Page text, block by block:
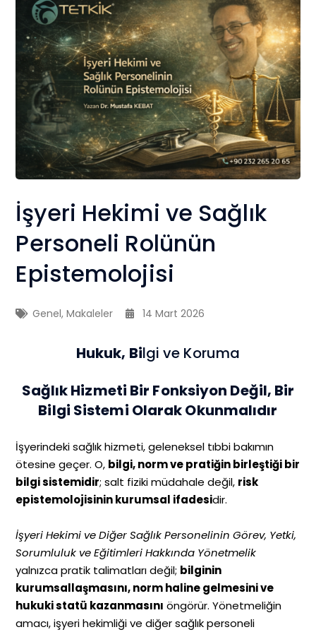
İşyeri Hekimi ve Sağlık
Personeli Rolünün
Epistemolojisi
Genel,Makaleler 14 Mart 2026
Hukuk, Bilgi ve Koruma
Sağlık Hizmeti Bir Fonksiyon Değil, Bir
Bilgi Sistemi Olarak Okunmalıdır
İşyerindeki sağlık hizmeti, geleneksel tıbbi bakımın
ötesine geçer. O, bilgi, norm ve pratiğin birleştiği bir
bilgi sistemidir; salt fiziki müdahale değil, risk
epistemolojisinin kurumsal ifadesidir.
İşyeri Hekimi ve Diğer Sağlık Personelinin Görev, Yetki,
Sorumluluk ve Eğitimleri Hakkında Yönetmelik
yalnızca pratik talimatları değil; bilginin
kurumsallaşmasını, norm haline gelmesini ve
hukuki statü kazanmasını öngörür. Yönetmeliğin
amacı, işyeri hekimliği ve diğer sağlık personeli